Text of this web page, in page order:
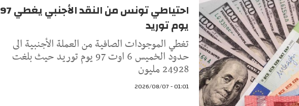
احتياطي تونس من النقد الأجنبي يغطي 97
يوم توريد
تغطي الموجودات الصافية من العملة الأجنبية الى
حدود الخميس 6 اوت 97 يوم توريد حيث بلغت
24928 مليون
01:01 - 2026/08/07